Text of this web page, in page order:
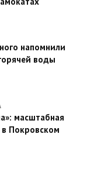
напомнили
воды
масштабная
Покровском